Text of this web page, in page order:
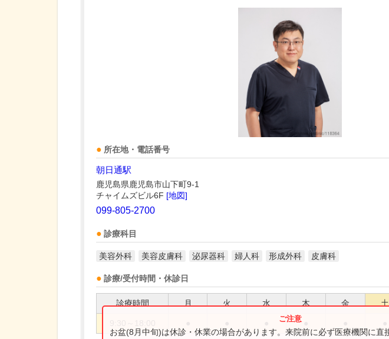
所在地・電話番号
朝日通駅
鹿児島県鹿児島市山下町9-1
チャイムズビル6F [地図]
099-805-2700
診療科目
美容外科 美容皮膚科 泌尿器科 婦人科 形成外科 皮膚科
診療/受付時間・休診日
診療時間 月 火 水 木 金 土
お盆(8月中旬)は休診・休業の場合があります。来院前に必ず医療機関に直